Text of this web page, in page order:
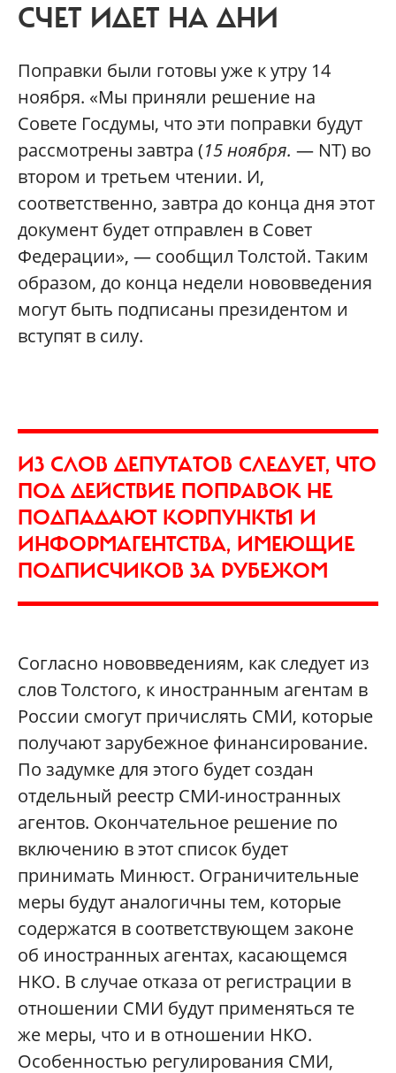
СЧЕТ ИДЕТ НА ДНИ
Поправки были готовы уже к утру 14
ноября. «Мы приняли решение на
Совете Госдумы, что эти поправки будут
рассмотрены завтра (15 ноября. — NT) во
втором и третьем чтении. И,
соответственно, завтра до конца дня этот
документ будет отправлен в Совет
Федерации», — сообщил Толстой. Таким
образом, до конца недели нововведения
могут быть подписаны президентом и
вступят в силу.
ИЗ СЛОВ ДЕПУТАТОВ СЛЕДУЕТ, ЧТО
ПОД ДЕЙСТВИЕ ПОПРАВОК НЕ
ПОДПАДАЮТ КОРПУНКТЫ И
ИНФОРМАГЕНТСТВА, ИМЕЮЩИЕ
ПОДПИСЧИКОВ ЗА РУБЕЖОМ
Согласно нововведениям, как следует из
слов Толстого, к иностранным агентам в
России смогут причислять СМИ, которые
получают зарубежное финансирование.
По задумке для этого будет создан
отдельный реестр СМИ-иностранных
агентов. Окончательное решение по
включению в этот список будет
принимать Минюст. Ограничительные
меры будут аналогичны тем, которые
содержатся в соответствующем законе
об иностранных агентах, касающемся
НКО. В случае отказа от регистрации в
отношении СМИ будут применяться те
же меры, что и в отношении НКО.
Особенностью регулирования СМИ,